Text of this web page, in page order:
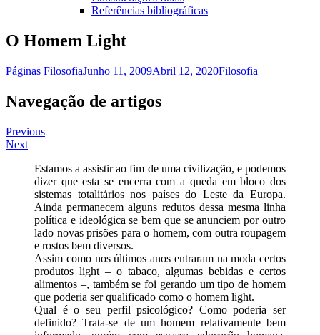
Referências bibliográficas
O Homem Light
Páginas FilosofiaJunho 11, 2009Abril 12, 2020Filosofia
Navegação de artigos
Previous
Next
Estamos a assistir ao fim de uma civilização, e podemos
dizer que esta se encerra com a queda em bloco dos
sistemas totalitários nos países do Leste da Europa.
Ainda permanecem alguns redutos dessa mesma linha
política e ideológica se bem que se anunciem por outro
lado novas prisões para o homem, com outra roupagem
e rostos bem diversos.
Assim como nos últimos anos entraram na moda certos
produtos light – o tabaco, algumas bebidas e certos
alimentos –, também se foi gerando um tipo de homem
que poderia ser qualificado como o homem light.
Qual é o seu perfil psicológico? Como poderia ser
definido? Trata-se de um homem relativamente bem